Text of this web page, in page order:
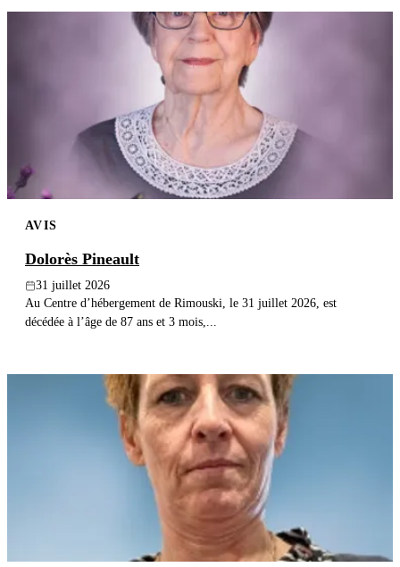
AVIS
Dolorès Pineault
31 juillet 2026
Au Centre d’hébergement de Rimouski, le 31 juillet 2026, est
décédée à l’âge de 87 ans et 3 mois,...